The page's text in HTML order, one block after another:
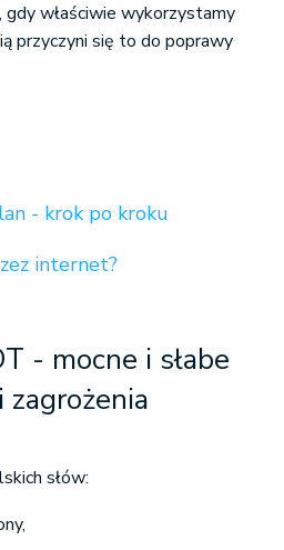
gdy właściwie wykorzystamy
przyczyni się to do poprawy
- krok po kroku
internet?
- mocne i słabe
słów: